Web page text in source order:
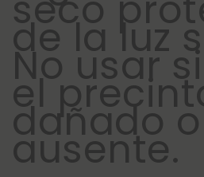
de la luz
No usar si
el
dañado o
ausente.